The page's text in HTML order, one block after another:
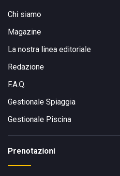
Chi siamo
Magazine
La nostra linea editoriale
Redazione
F.A.Q.
Gestionale Spiaggia
Gestionale Piscina
Prenotazioni